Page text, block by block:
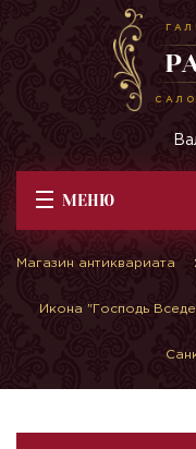
МЕНЮ
Магазин антиквариата
Икона "Господь